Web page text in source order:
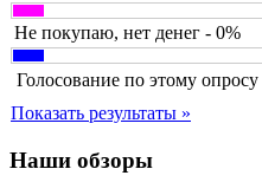
Foxconn
Fujitsu
G-cube
Gelezka(4)
Gembird
Gemix
Genius
Gigabyte
Не покупаю, нет денег - 0%
Голосование по этому
Показать результаты »
Наши обзоры